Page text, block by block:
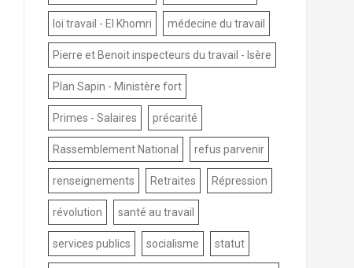
loi travail - El Khomri médecine du travail
Pierre et Benoit inspecteurs du travail - Isère
Plan Sapin - Ministère fort
Primes - Salaires précarité
Rassemblement National refus parvenir
renseignements Retraites Répression
révolution santé au travail
services publics socialisme statut